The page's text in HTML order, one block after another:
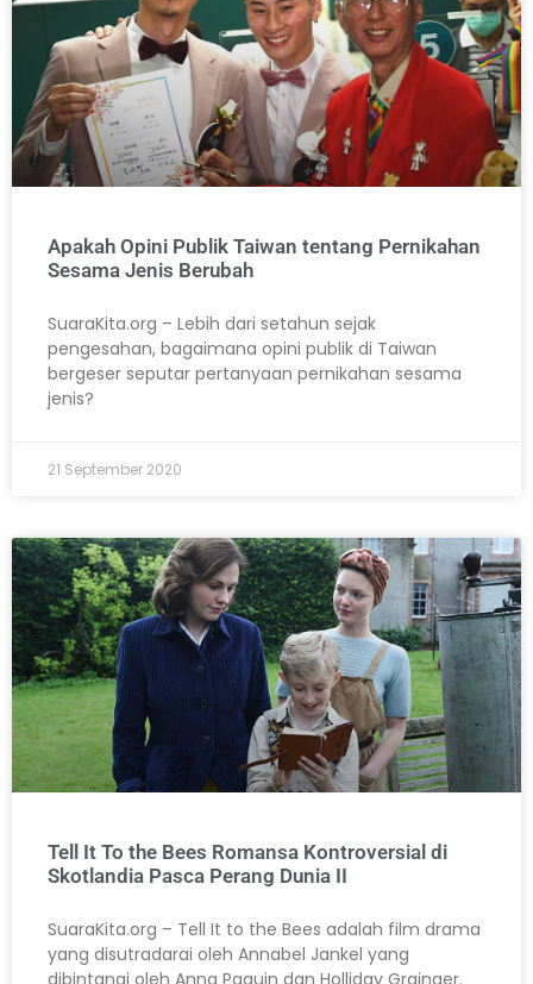
Apakah Opini Publik Taiwan tentang Pernikahan
Sesama Jenis Berubah
SuaraKita.org – Lebih dari setahun sejak
pengesahan, bagaimana opini publik di Taiwan
bergeser seputar pertanyaan pernikahan sesama
jenis?
21 September 2020
Tell It To the Bees Romansa Kontroversial di
Skotlandia Pasca Perang Dunia II
SuaraKita.org – Tell It to the Bees adalah film drama
yang disutradarai oleh Annabel Jankel yang